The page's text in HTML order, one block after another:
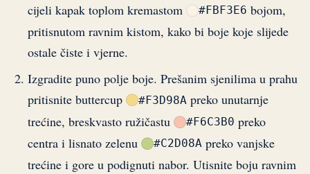
cijeli kapak toplom kremastom
#FBF3E6 bojom,
pritisnutom ravnim kistom, kako bi boje koje slijede
ostale čiste i vjerne.
Izgradite puno polje boje. Prešanim sjenilima u prahu
pritisnite buttercup
#F3D98A preko unutarnje
trećine, breskvasto ružičastu
#F6C3B0 preko
centra i lisnato zelenu
#C2D08A preko vanjske
trećine i gore u podignuti nabor. Utisnite boju ravnim